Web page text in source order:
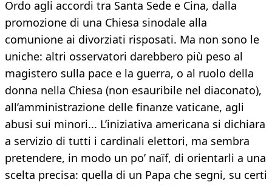
Ordo agli accordi tra Santa Sede e Cina, dalla
promozione di una Chiesa sinodale alla
comunione ai divorziati risposati. Ma non sono le
uniche: altri osservatori darebbero più peso al
magistero sulla pace e la guerra, o al ruolo della
donna nella Chiesa (non esauribile nel diaconato),
all’amministrazione delle finanze vaticane, agli
abusi sui minori... L’iniziativa americana si dichiara
a servizio di tutti i cardinali elettori, ma sembra
pretendere, in modo un po’ naïf, di orientarli a una
scelta precisa: quella di un Papa che segni, su certi